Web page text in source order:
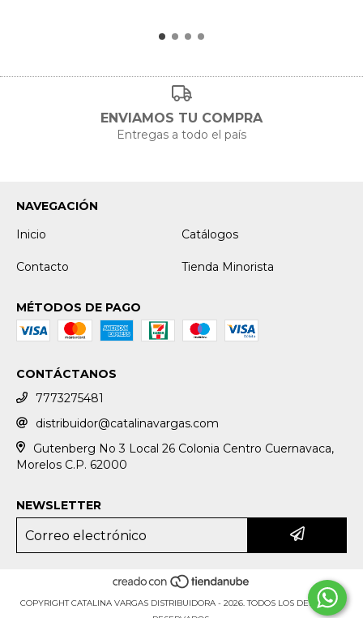
ENVIAMOS TU COMPRA
Entregas a todo el país
NAVEGACIÓN
Inicio
Catálogos
Contacto Tienda Minorista
MÉTODOS DE PAGO
CONTÁCTANOS
7773275481
distribuidor@catalinavargas.com
Gutenberg No 3 Local 26 Colonia Centro Cuernavaca,
Morelos C.P. 62000
NEWSLETTER
COPYRIGHT CATALINA VARGAS DISTRIBUIDORA - 2026. TODOS LOS DERECHOS